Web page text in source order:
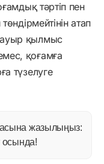
тәртіп пен
атап
қылмыс
қоғамға
түзелуге
жазылыңыз:
осында!